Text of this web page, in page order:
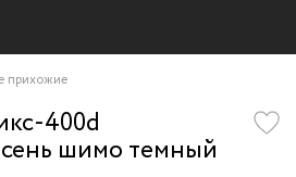
прихожие
400d
шимо темный